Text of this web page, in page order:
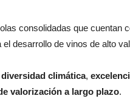
consolidadas que cuentan
desarrollo de vinos de alto
diversidad climática,
valorización a largo plazo.